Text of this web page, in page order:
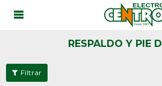

RESPALDO Y PIE